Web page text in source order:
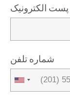
شماره تلفن